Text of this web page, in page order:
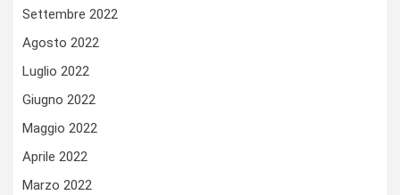
Settembre 2022
Agosto 2022
Luglio 2022
Giugno 2022
Maggio 2022
Aprile 2022
Marzo 2022